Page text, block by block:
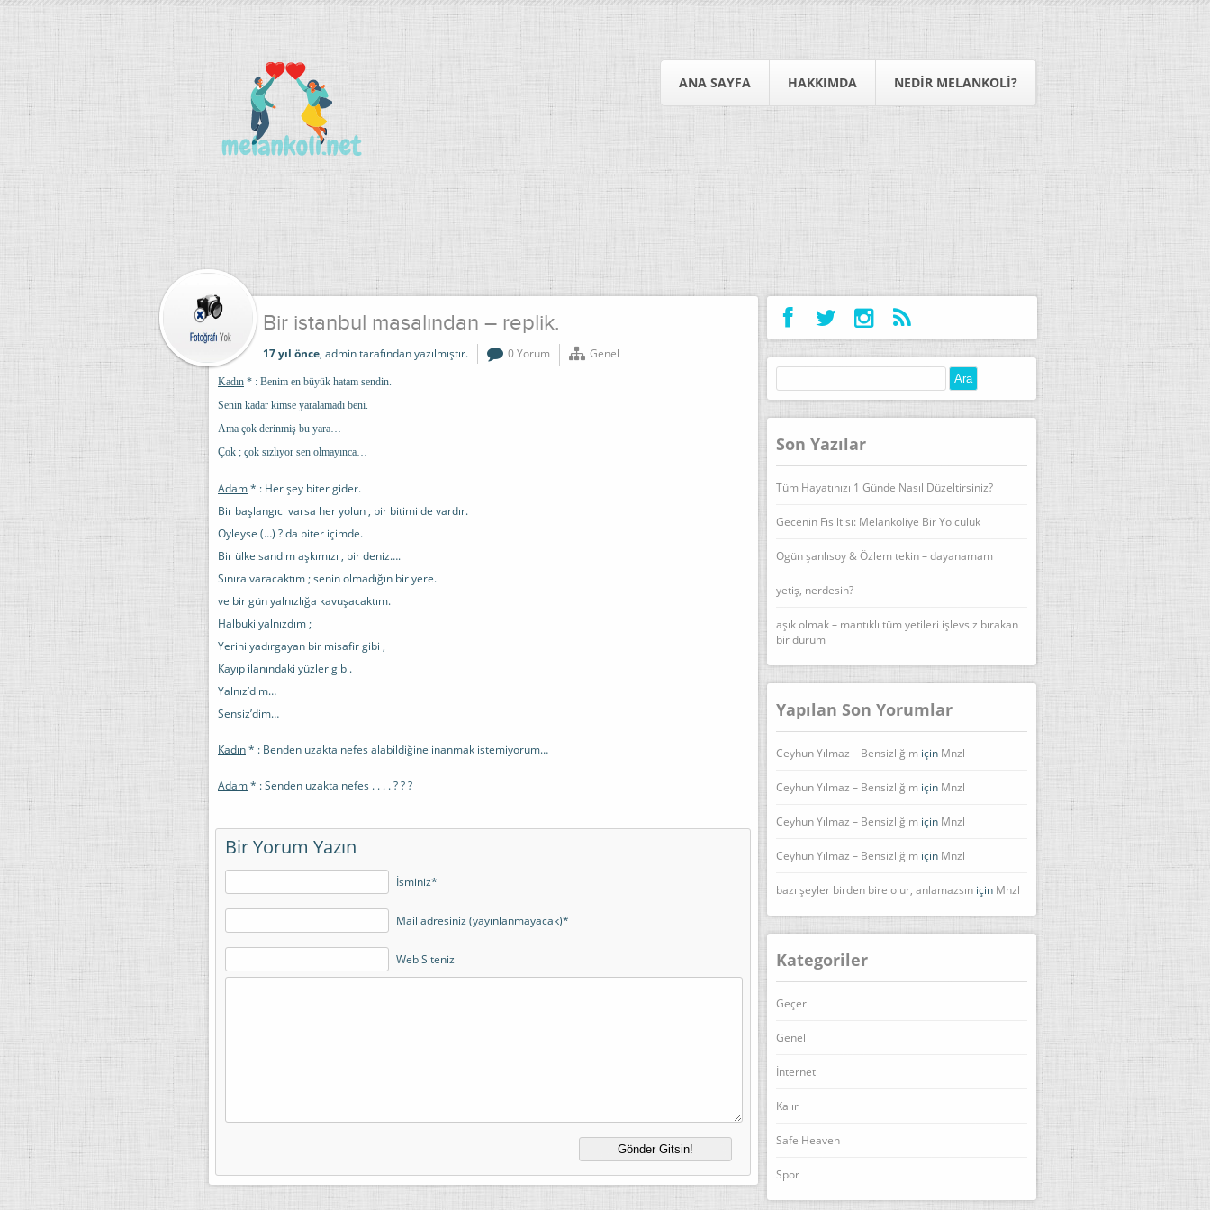
ANA SAYFA HAKKIMDA NEDIR MELANKOLI?
Bir istanbul masalından – replik.
17 yıl önce, admin tarafından yazılmıştır. 0 Yorum Genel
Kadın * : Benim en büyük hatam sendin.
Senin kadar kimse yaralamadı beni.
Ama çok derinmiş bu yara…
Çok ; çok sızlıyor sen olmayınca…
Adam* : Her şey biter gider.
Bir başlangıcı varsa her yolun , bir bitimi de vardır.
Öyleyse (…) ? da biter içimde.
Bir ülke sandım aşkımızı , bir deniz….
Sınıra varacaktım ; senin olmadığın bir yere.
ve bir gün yalnızlığa kavuşacaktım.
Halbuki yalnızdım ;
Yerini yadırgayan bir misafir gibi ,
Kayıp ilanındaki yüzler gibi.
Yalnız’dım…
Sensiz’dim…
Kadın* : Benden uzakta nefes alabildiğine inanmak istemiyorum…
Adam* : Senden uzakta nefes . . . . ? ? ?
Bir Yorum Yazın
İsminiz*
Mail adresiniz (yayınlanmayacak)*
Web Siteniz
Arama:
Son Yazılar
Tüm Hayatınızı 1 Günde Nasıl Düzeltirsiniz?
Gecenin Fısıltısı: Melankoliye Bir Yolculuk
Ogün şanlısoy & Özlem tekin – dayanamam
yetiş, nerdesin?
aşık olmak – mantıklı tüm yetileri işlevsiz bırakan
bir durum
Yapılan Son Yorumlar
Ceyhun Yılmaz – Bensizliğim için Mnzl
Ceyhun Yılmaz – Bensizliğim için Mnzl
Ceyhun Yılmaz – Bensizliğim için Mnzl
Ceyhun Yılmaz – Bensizliğim için Mnzl
bazı şeyler birden bire olur, anlamazsın için Mnzl
Kategoriler
Geçer
Genel
İnternet
Kalır
Safe Heaven
Spor